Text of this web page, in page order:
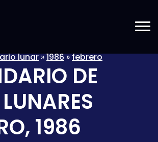
lunar»1986»febrero
DE
1986